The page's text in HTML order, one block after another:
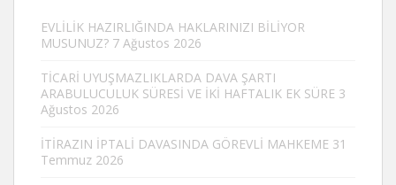
EVLİLİK HAZIRLIĞINDA HAKLARINIZI BİLİYOR
MUSUNUZ? 7 Ağustos 2026
TİCARİ UYUŞMAZLIKLARDA DAVA ŞARTI
ARABULUCULUK SÜRESİ VE İKİ HAFTALIK EK SÜRE 3
Ağustos 2026
İTİRAZIN İPTALİ DAVASINDA GÖREVLİ MAHKEME 31
Temmuz 2026